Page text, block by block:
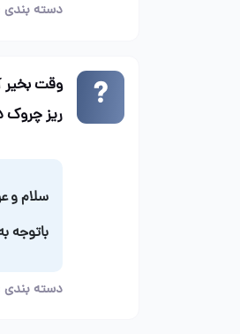
دسته
وقت بخیر
ریز چروک
سلام و
باتوجه
دسته